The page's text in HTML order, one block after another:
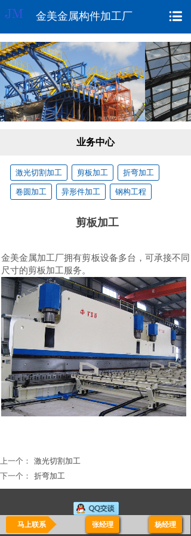
业务中心
激光切割加工 剪板加工 折弯加工
卷圆加工 异形件加工 钢构工程
剪板加工
金美金属加工厂拥有剪板设备多台，可承接不同
尺寸的剪板加工服务。
上一个：
激光切割加工
下一个：
折弯加工
友情链接
售后支持
金美金属构件加工厂
-
马上联系 张经理 杨经理